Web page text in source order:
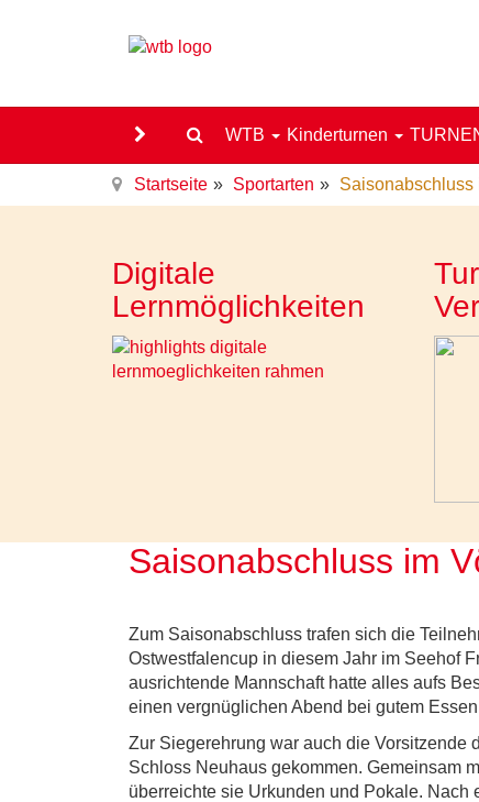
WTB Kinderturnen
Startseite Sportarten Saisonabschluss
Digitale
Lernmöglichkeiten
Saisonabschluss im
Zum Saisonabschluss trafen sich die
Ostwestfalencup in diesem Jahr im Seehof
ausrichtende Mannschaft hatte alles aufs
einen vergnüglichen Abend bei gutem
Zur Siegerehrung war auch die Vorsitzende
Schloss Neuhaus gekommen. Gemeinsam
überreichte sie Urkunden und Pokale.